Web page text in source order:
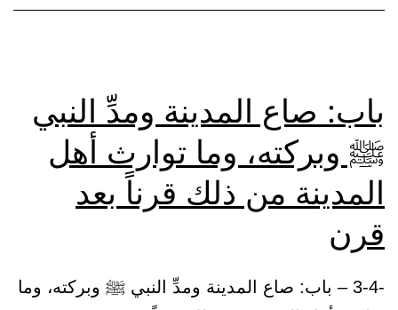
بعيداً
باب: صاع المدينة ومدِّ النبي
ﷺ وبركته، وما توارث أهل
المدينة من ذلك قرناً بعد
قرن
-3-4 – باب: صاع المدينة ومدِّ النبي ﷺ وبركته، وما